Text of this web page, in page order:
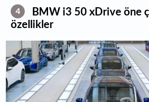
4
BMW i3 50 xDrive öne
özellikler